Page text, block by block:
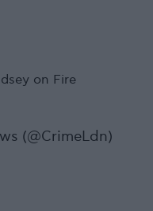
on Fire
(@CrimeLdn)